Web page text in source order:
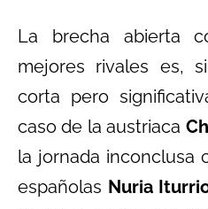
La brecha abierta
mejores rivales es,
corta pero
caso de la austriaca
la jornada inconclusa
españolas Nuria